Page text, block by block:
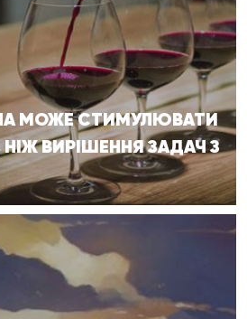
МОЖЕ СТИМУЛЮВАТИ
ВИРІШЕННЯ ЗАДАЧ З